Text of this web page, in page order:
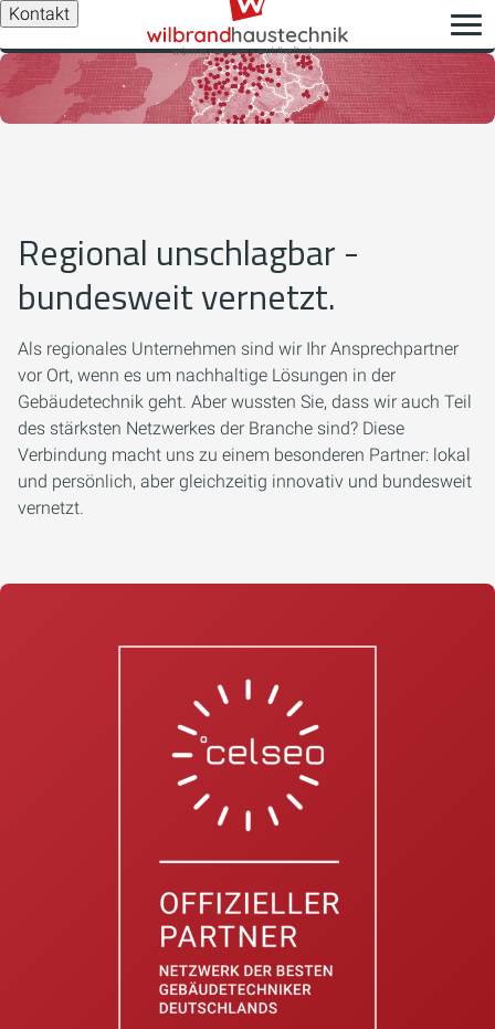
Kontakt
Regional unschlagbar -
bundesweit vernetzt.
Als regionales Unternehmen sind wir Ihr Ansprechpartner
vor Ort, wenn es um nachhaltige Lösungen in der
Gebäudetechnik geht. Aber wussten Sie, dass wir auch Teil
des stärksten Netzwerkes der Branche sind? Diese
Verbindung macht uns zu einem besonderen Partner: lokal
und persönlich, aber gleichzeitig innovativ und bundesweit
vernetzt.